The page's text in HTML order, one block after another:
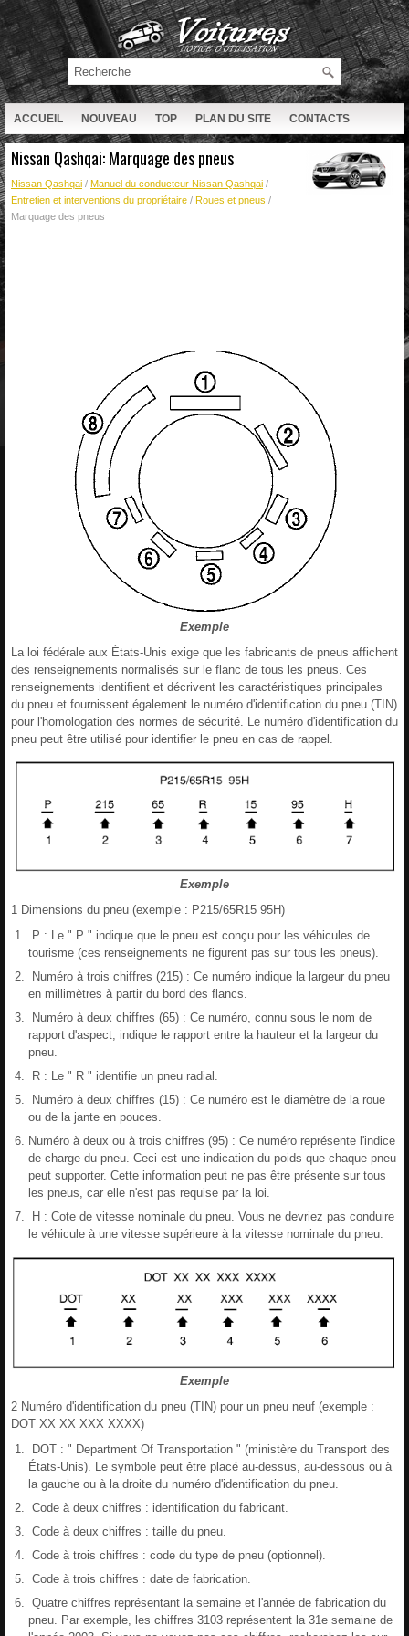
ACCUEIL NOUVEAU TOP PLAN DU SITE CONTACTS
RECHERCHE
Nissan Qashqai: Marquage des pneus
Nissan Qashqai / Manuel du conducteur Nissan Qashqai /
Entretien et interventions du propriétaire / Roues et pneus /
Marquage des pneus
Exemple
La loi fédérale aux États-Unis exige que les fabricants de pneus affichent
des renseignements normalisés sur le flanc de tous les pneus. Ces
renseignements identifient et décrivent les caractéristiques principales
du pneu et fournissent également le numéro d'identification du pneu (TIN)
pour l'homologation des normes de sécurité. Le numéro d'identification du
pneu peut être utilisé pour identifier le pneu en cas de rappel.
Exemple
1 Dimensions du pneu (exemple : P215/65R15 95H)
P : Le " P " indique que le pneu est conçu pour les véhicules de
tourisme (ces renseignements ne figurent pas sur tous les pneus).
Numéro à trois chiffres (215) : Ce numéro indique la largeur du pneu
en millimètres à partir du bord des flancs.
Numéro à deux chiffres (65) : Ce numéro, connu sous le nom de
rapport d'aspect, indique le rapport entre la hauteur et la largeur du
pneu.
R : Le " R " identifie un pneu radial.
Numéro à deux chiffres (15) : Ce numéro est le diamètre de la roue
ou de la jante en pouces.
Numéro à deux ou à trois chiffres (95) : Ce numéro représente l'indice
de charge du pneu. Ceci est une indication du poids que chaque pneu
peut supporter. Cette information peut ne pas être présente sur tous
les pneus, car elle n'est pas requise par la loi.
H : Cote de vitesse nominale du pneu. Vous ne devriez pas conduire
le véhicule à une vitesse supérieure à la vitesse nominale du pneu.
Exemple
2 Numéro d'identification du pneu (TIN) pour un pneu neuf (exemple :
DOT XX XX XXX XXXX)
DOT : " Department Of Transportation " (ministère du Transport des
États-Unis). Le symbole peut être placé au-dessus, au-dessous ou à
la gauche ou à la droite du numéro d'identification du pneu.
Code à deux chiffres : identification du fabricant.
Code à deux chiffres : taille du pneu.
Code à trois chiffres : code du type de pneu (optionnel).
Code à trois chiffres : date de fabrication.
Quatre chiffres représentant la semaine et l'année de fabrication du
pneu. Par exemple, les chiffres 3103 représentent la 31e semaine de